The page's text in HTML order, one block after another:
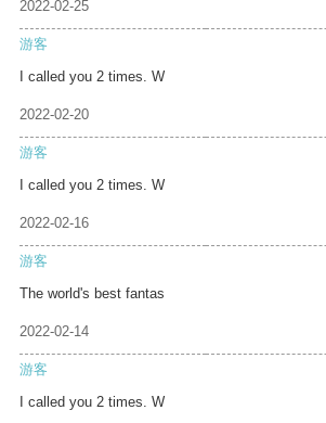
2022-02-25
游客
I called you 2 times. W
2022-02-20
游客
I called you 2 times. W
2022-02-16
游客
The world's best fantas
2022-02-14
游客
I called you 2 times. W